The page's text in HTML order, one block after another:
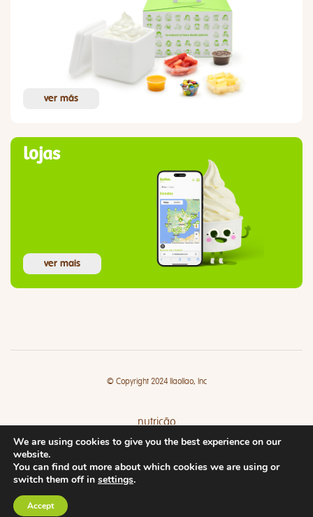
ver más
lojas
ver mais
© Copyright 2024 llaollao, Inc
nutrição
lojas
We are using cookies to give you the best experience on our
website.
You can find out more about which cookies we are using or
switch them off in settings.
Accept